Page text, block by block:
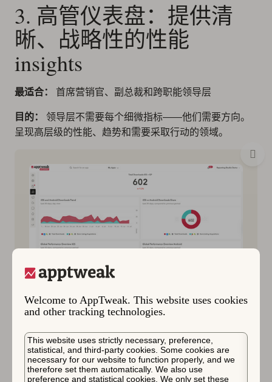
Welcome to AppTweak. This website uses cookies
and other tracking technologies.
This website uses strictly necessary, preference,
statistical, and third-party cookies. Some cookies are
necessary for our website to function properly, and we
therefore set them automatically. We also use
preference and statistical cookies. We only set these
3. 高管仪表盘：提供清
晰、战略性的性能
insights
最适合： 首席营销官、副总裁和跨职能领导层
目的：
领导层不需要每个细微指标——他们需要方向。
呈现高层级的性能、趋势和需要采取行动的领域。
高管仪表盘模板，显示 Apple App Store 和
性能概览。 来源：AppTweak